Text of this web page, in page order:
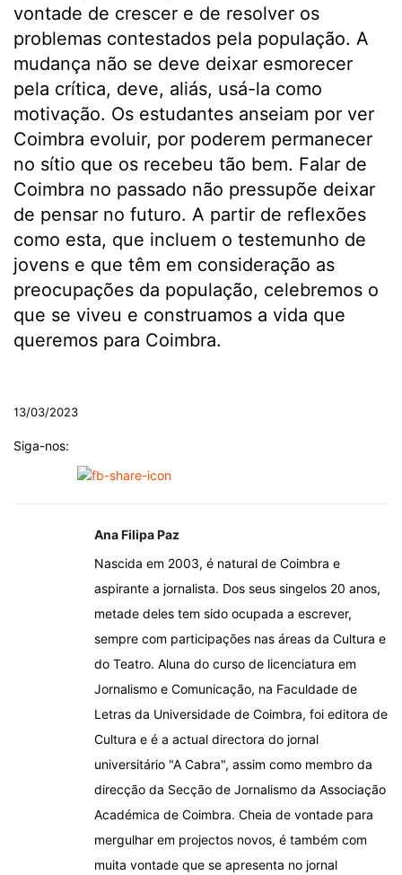
vontade de crescer e de resolver os
problemas contestados pela população. A
mudança não se deve deixar esmorecer
pela crítica, deve, aliás, usá-la como
motivação. Os estudantes anseiam por ver
Coimbra evoluir, por poderem permanecer
no sítio que os recebeu tão bem. Falar de
Coimbra no passado não pressupõe deixar
de pensar no futuro. A partir de reflexões
como esta, que incluem o testemunho de
jovens e que têm em consideração as
preocupações da população, celebremos o
que se viveu e construamos a vida que
queremos para Coimbra.
13/03/2023
Siga-nos:
Ana Filipa Paz
Nascida em 2003, é natural de Coimbra e
aspirante a jornalista. Dos seus singelos 20 anos,
metade deles tem sido ocupada a escrever,
sempre com participações nas áreas da Cultura e
do Teatro. Aluna do curso de licenciatura em
Jornalismo e Comunicação, na Faculdade de
Letras da Universidade de Coimbra, foi editora de
Cultura e é a actual directora do jornal
universitário "A Cabra", assim como membro da
direcção da Secção de Jornalismo da Associação
Académica de Coimbra. Cheia de vontade para
mergulhar em projectos novos, é também com
muita vontade que se apresenta no jornal